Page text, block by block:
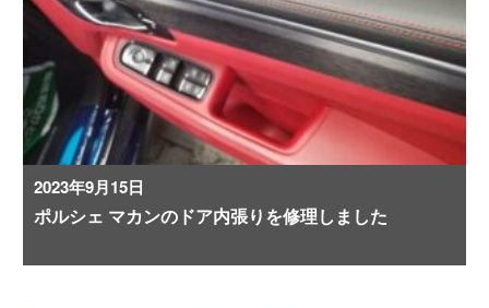
2023年9月15日
ポルシェ マカンのドア内張りを修理しました